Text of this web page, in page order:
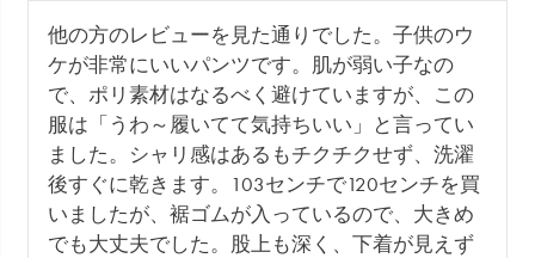
他の方のレビューを見た通りでした。子供のウ
ケが非常にいいパンツです。肌が弱い子なの
で、ポリ素材はなるべく避けていますが、この
服は「うわ～履いてて気持ちいい」と言ってい
ました。シャリ感はあるもチクチクせず、洗濯
後すぐに乾きます。103センチで120センチを買
いましたが、裾ゴムが入っているので、大きめ
でも大丈夫でした。股上も深く、下着が見えず